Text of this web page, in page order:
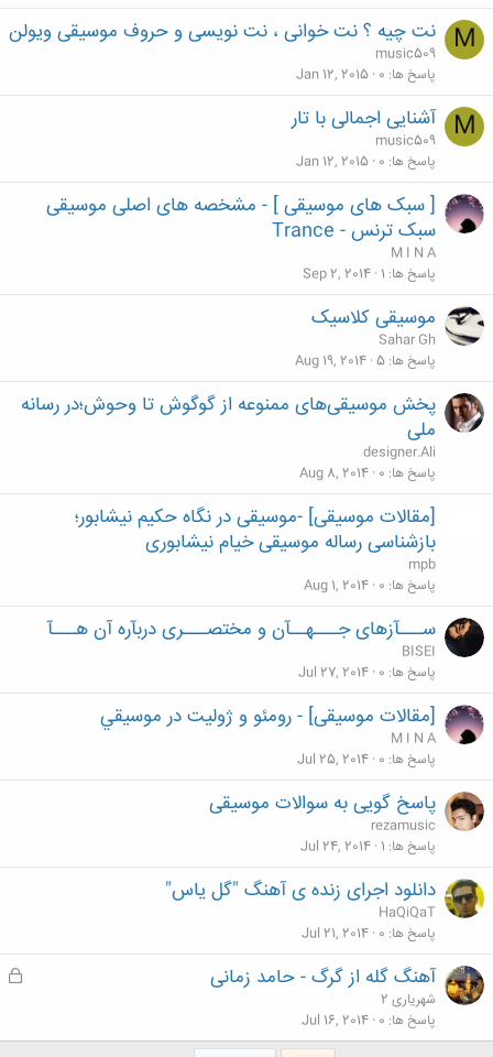
M نت چیه ؟ نت خوانی ، نت نویسی و حروف موسیقی ویولن
music509
پاسخ ها 0
Jan 12, 2015
M آشنایی اجمالی با تار
music509
پاسخ ها 0
Jan 12, 2015
[ سبک های موسیقی ] - مشخصه های اصلی موسیقی
سبک ترنس - Trance
M I N A
پاسخ ها 1
Sep 2, 2014
موسیقی کلاسیک
Sahar Gh
پاسخ ها 5
Aug 19, 2014
پخش موسیقی‌های ممنوعه از گوگوش تا وحوش؛در رسانه
ملی
designer.Ali
پاسخ ها 0
Aug 8, 2014
[مقالات موسیقی] -موسیقی در نگاه حکیم نیشابور؛
بازشناسی رساله موسیقی خیام نیشابوری
mpb
پاسخ ها 0
Aug 1, 2014
ســـآزهای جـــهــآن و مختصـــری دربآره آن هـــآ
BISEI
پاسخ ها 0
Jul 27, 2014
[مقالات موسیقی] - رومئو و ژوليت در موسيقي
M I N A
پاسخ ها 0
Jul 25, 2014
پاسخ گویی به سوالات موسیقی
rezamusic
پاسخ ها 1
Jul 24, 2014
دانلود اجرای زنده ی آهنگ "گل یاس"
HaQiQaT
پاسخ ها 0
Jul 21, 2014
ق
آهنگ گله از گرگ - حامد زمانی
شهریاری 2
پاسخ ها 0
Jul 16, 2014